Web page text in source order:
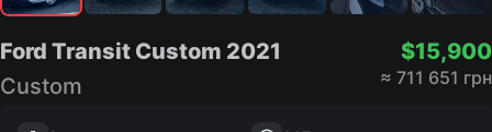
Ford Transit Custom 2021
Custom
$15,900
≈ 711 651 грн